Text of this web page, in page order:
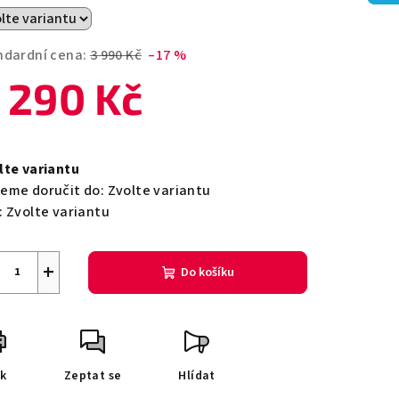
cena: 3 990 Kč –17 %
290 Kč
variantu
doručit do: Zvolte variantu
Zvolte variantu
+ Do košíku
Zeptat se Hlídat